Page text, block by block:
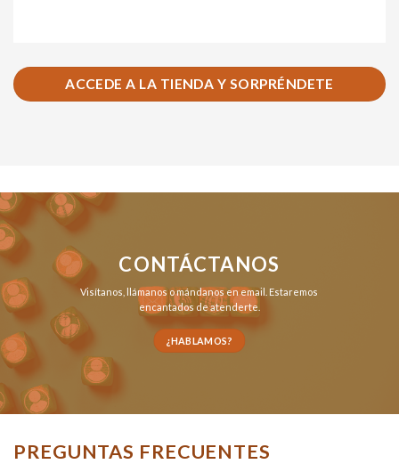
ACCEDE A LA TIENDA Y SORPRÉNDETE
CONTÁCTANOS
Visítanos, llámanosomándanos en email . Estaremos
encantados de atenderte.
¿HABLAMOS?
PREGUNTAS FRECUENTES